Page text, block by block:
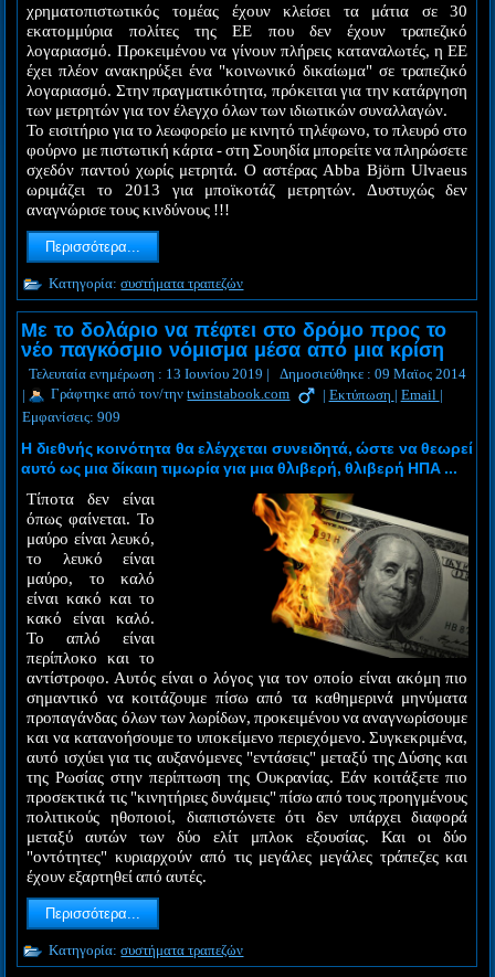
χρηματοπιστωτικός τομέας έχουν κλείσει τα μάτια σε 30
εκατομμύρια πολίτες της ΕΕ που δεν έχουν τραπεζικό
λογαριασμό. Προκειμένου να γίνουν πλήρεις καταναλωτές, η ΕΕ
έχει πλέον ανακηρύξει ένα "κοινωνικό δικαίωμα" σε τραπεζικό
λογαριασμό. Στην πραγματικότητα, πρόκειται για την κατάργηση
των μετρητών για τον έλεγχο όλων των ιδιωτικών συναλλαγών.
Το εισιτήριο για το λεωφορείο με κινητό τηλέφωνο, το πλευρό στο
φούρνο με πιστωτική κάρτα - στη Σουηδία μπορείτε να πληρώσετε
σχεδόν παντού χωρίς μετρητά. Ο αστέρας Abba Björn Ulvaeus
ωριμάζει το 2013 για μποϊκοτάζ μετρητών. Δυστυχώς δεν
αναγνώρισε τους κινδύνους !!!
Περισσότερα...
Κατηγορία:συστήματα τραπεζών
Με το δολάριο να πέφτει στο δρόμο προς το
νέο παγκόσμιο νόμισμα μέσα από μια κρίση
Τελευταία ενημέρωση : 13 Ιουνίου 2019 |
Δημοσιεύθηκε : 09 Μαϊος 2014
|
Γράφτηκε από τον/τηνtwinstabook.com | Εκτύπωση | Email |
Εμφανίσεις: 909
Η διεθνής κοινότητα θα ελέγχεται συνειδητά, ώστε να θεωρεί
αυτό ως μια δίκαιη τιμωρία για μια θλιβερή, θλιβερή ΗΠΑ ...
Τίποτα δεν είναι
όπως φαίνεται. Το
μαύρο είναι λευκό,
το λευκό είναι
μαύρο, το καλό
είναι κακό και το
κακό είναι καλό.
Το απλό είναι
περίπλοκο και το
αντίστροφο. Αυτός είναι ο λόγος για τον οποίο είναι ακόμη πιο
σημαντικό να κοιτάζουμε πίσω από τα καθημερινά μηνύματα
προπαγάνδας όλων των λωρίδων, προκειμένου να αναγνωρίσουμε
και να κατανοήσουμε το υποκείμενο περιεχόμενο. Συγκεκριμένα,
αυτό ισχύει για τις αυξανόμενες "εντάσεις" μεταξύ της Δύσης και
της Ρωσίας στην περίπτωση της Ουκρανίας. Εάν κοιτάξετε πιο
προσεκτικά τις "κινητήριες δυνάμεις" πίσω από τους προηγμένους
πολιτικούς ηθοποιοί, διαπιστώνετε ότι δεν υπάρχει διαφορά
μεταξύ αυτών των δύο ελίτ μπλοκ εξουσίας. Και οι δύο
"οντότητες" κυριαρχούν από τις μεγάλες μεγάλες τράπεζες και
έχουν εξαρτηθεί από αυτές.
Περισσότερα...
Κατηγορία:συστήματα τραπεζών